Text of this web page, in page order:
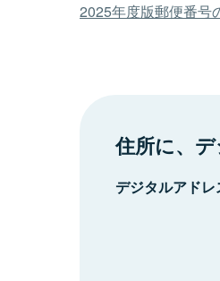
2025年度版郵便番号
住所に、デ
デジタルアド